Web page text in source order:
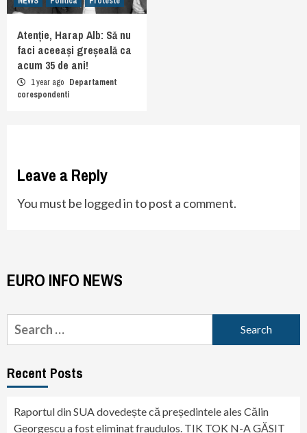
Atenție, Harap Alb: Să nu
faci aceeași greșeală ca
acum 35 de ani!
1 year ago Departament
corespondenti
Leave a Reply
You must be logged into post a comment.
EURO INFO NEWS
Search
for:
Recent Posts
Raportul din SUA dovedește că președintele ales Călin
Georgescu a fost eliminat fraudulos. TIK TOK N-A GĂSIT